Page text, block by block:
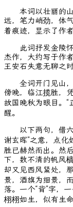
本词以壮丽的山
远，笔力峭劲，体
着痕迹，显示了作
此词抒发金陵怀
杰作，大约写于作
王安石失意无聊之
全词开门见山，
傍晚，临江揽胜，
故国晚秋为眼目。“
醒。
以下两句，借六
谢玄晖”之意，点化
胜已赫然而出。然
下，数不清的帆风
却又见西风紧处，
景，酒旗为细景，
落。一个“背”字，
栩栩如生，似有生命